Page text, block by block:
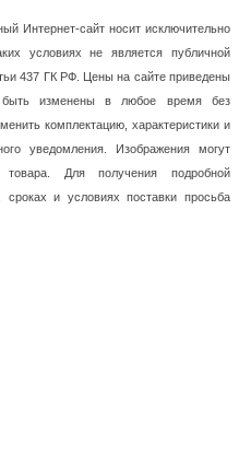
Интернет-сайт носит исключительно
условиях не является публичной
437 ГК РФ. Цены на сайте приведены
изменены в любое время без
комплектацию, характеристики и
уведомления. Изображения могут
товара. Для получения подробной
и условиях поставки просьба